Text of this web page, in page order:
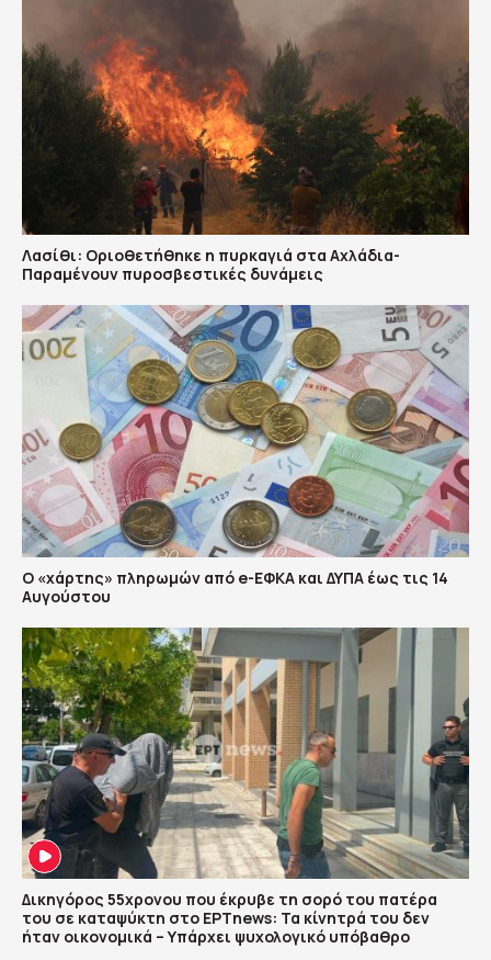
Λασίθι: Οριοθετήθηκε η πυρκαγιά στα Αχλάδια-
Παραμένουν πυροσβεστικές δυνάμεις
Ο «χάρτης» πληρωμών από e-ΕΦΚΑ και ΔΥΠΑ έως τις 14
Αυγούστου
Δικηγόρος 55χρονου που έκρυβε τη σορό του πατέρα
του σε καταψύκτη στο ΕΡΤnews: Τα κίνητρά του δεν
ήταν οικονομικά – Υπάρχει ψυχολογικό υπόβαθρο